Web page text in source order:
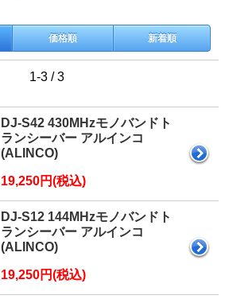
価格順 新着順
1-3 / 3
DJ-S42 430MHzモノバンドト
ランシーバー アルインコ
(ALINCO)
19,250円(税込)
DJ-S12 144MHzモノバンドト
ランシーバー アルインコ
(ALINCO)
19,250円(税込)